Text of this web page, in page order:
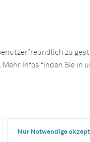
zu
Infos finden Sie in
Nur Notwendige